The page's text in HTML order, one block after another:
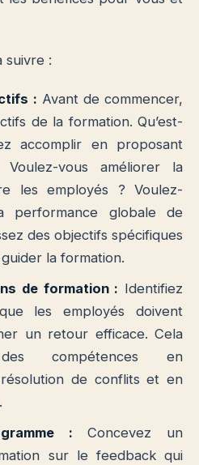
suivre :
: Avant de commencer,
de la formation. Qu’est-
accomplir en proposant
vous améliorer la
les employés ? Voulez-
performance globale de
des objectifs spécifiques
la formation.
de formation : Identifiez
les employés doivent
un retour efficace. Cela
compétences en
de conflits et en
: Concevez un
sur le feedback qui